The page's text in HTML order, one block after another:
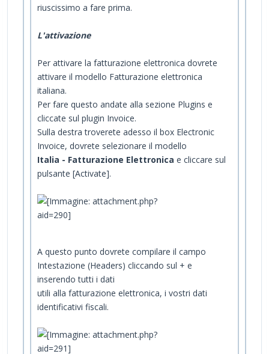
riuscissimo a fare prima.
L'attivazione
Per attivare la fatturazione elettronica dovrete
attivare il modello Fatturazione elettronica
italiana.
Per fare questo andate alla sezione Plugins e
cliccate sul plugin Invoice.
Sulla destra troverete adesso il box Electronic
Invoice, dovrete selezionare il modello
Italia - Fatturazione Elettronica e cliccare sul
pulsante [Activate].
A questo punto dovrete compilare il campo
Intestazione (Headers) cliccando sul + e
inserendo tutti i dati
utili alla fatturazione elettronica, i vostri dati
identificativi fiscali.